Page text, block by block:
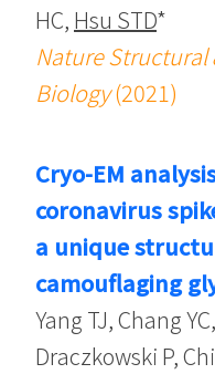
HC, Hsu STD*
Nature Structural
Biology(2021)
Cryo-EM
coronavirus
a unique
camouflaging
Yang TJ, Chang
Draczkowski P,